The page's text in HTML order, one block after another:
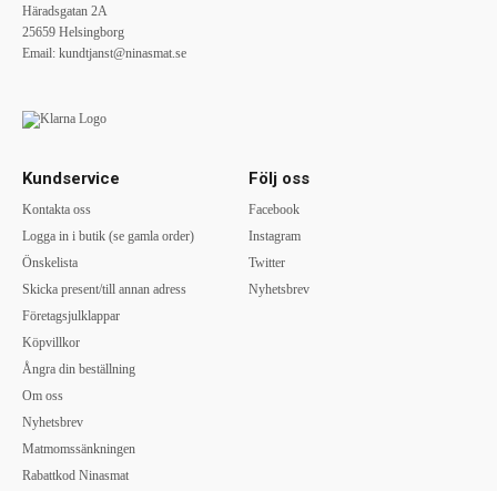
Häradsgatan 2A
25659 Helsingborg
Email: kundtjanst@ninasmat.se
Kundservice
Kontakta oss
Logga in i butik (se gamla order)
Önskelista
Skicka present/till annan adress
Företagsjulklappar
Köpvillkor
Ångra din beställning
Om oss
Nyhetsbrev
Matmomssänkningen
Rabattkod Ninasmat
Följ oss
Facebook
Instagram
Twitter
Nyhetsbrev